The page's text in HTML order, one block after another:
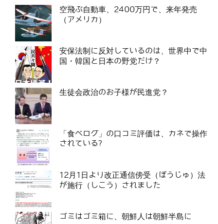
空飛ぶ自動車、2400万円で、来年発売
（アメリカ）
安保法制に反対しているのは、世界中で中
国・韓国と日本の野党だけ？
生徒会政治のお子様が民進党？
「食べログ」の口コミ評価は、カネで操作
されている?
12月1日より改正通信傍受（ぼうじゅ）法
が施行（しこう）されました
ゴミはゴミ箱に、朝鮮人は朝鮮半島に